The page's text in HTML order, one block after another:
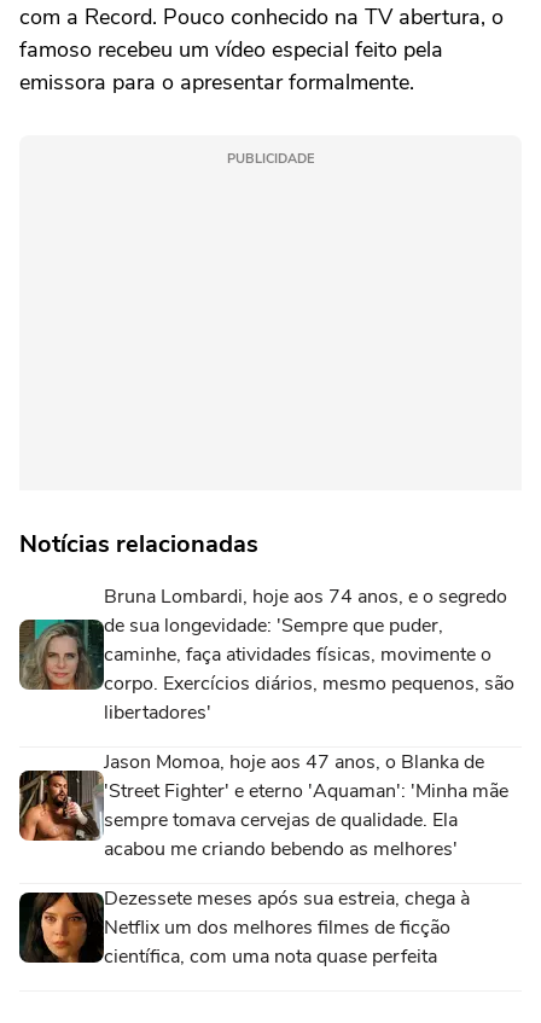
com a Record. Pouco conhecido na TV abertura, o
famoso recebeu um vídeo especial feito pela
emissora para o apresentar formalmente.
PUBLICIDADE
Notícias relacionadas
Bruna Lombardi, hoje aos 74 anos, e o segredo
de sua longevidade: 'Sempre que puder,
caminhe, faça atividades físicas, movimente o
corpo. Exercícios diários, mesmo pequenos, são
libertadores'
Jason Momoa, hoje aos 47 anos, o Blanka de
'Street Fighter' e eterno 'Aquaman': 'Minha mãe
sempre tomava cervejas de qualidade. Ela
acabou me criando bebendo as melhores'
Dezessete meses após sua estreia, chega à
Netflix um dos melhores filmes de ficção
científica, com uma nota quase perfeita